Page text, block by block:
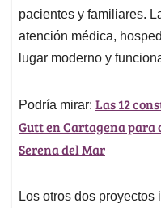
pacientes y familiares.
atención médica,
lugar moderno y
Podría mirar: Las 12
Gutt en Cartagena
Serena del Mar
Los otros dos proyectos